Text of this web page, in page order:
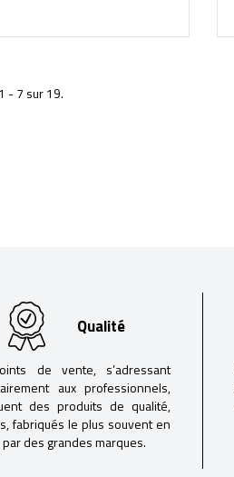
- 7 sur 19.
Qualité
de vente, s’adressant
aux professionnels,
des produits de qualité,
fabriqués le plus souvent en
des grandes marques.